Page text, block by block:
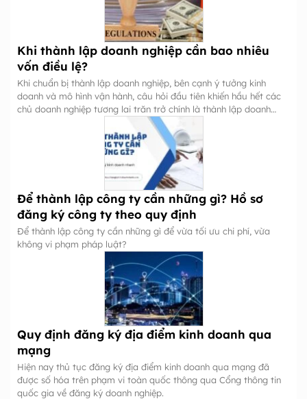
Khi thành lập doanh nghiệp cần bao nhiêu
vốn điều lệ?
Khi chuẩn bị thành lập doanh nghiệp, bên cạnh ý tưởng kinh
doanh và mô hình vận hành, câu hỏi đầu tiên khiến hầu hết các
chủ doanh nghiệp tương lai trăn trở chính là thành lập doanh
Để thành lập công ty cần những gì? Hồ sơ
đăng ký công ty theo quy định
Để thành lập công ty cần những gì để vừa tối ưu chi phí, vừa
không vi phạm pháp luật?
Quy định đăng ký địa điểm kinh doanh qua
mạng
Hiện nay thủ tục đăng ký địa điểm kinh doanh qua mạng đã
được số hóa trên phạm vi toàn quốc thông qua Cổng thông tin
quốc gia về đăng ký doanh nghiệp.